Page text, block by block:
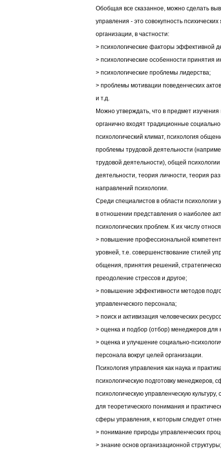
Обобщая все сказанное, можно сделать
управления - это совокупность
организации, в частности:
> психологические факторы эффективной
> психологические особенности принятия
> психологические проблемы лидерства;
> проблемы мотивации поведенческих
и т.д.
Можно утверждать, что в предмет
органично входят традиционные
психологический климат, психология
проблемы трудовой деятельности
трудовой деятельности), общей
деятельности, теория личности, теория
направлений психологии.
Среди специалистов в области психологии
в отношении представления о наиболее
психологических проблем. К их числу
> повышение профессиональной
уровней, т.е. совершенствование стилей
общения, принятия решений,
преодоление стрессов и другое;
> повышение эффективности методов
управленческого персонала;
> поиск и активизация человеческих
> оценка и подбор (отбор) менеджеров для
> оценка и улучшение социально-
персонала вокруг целей организации.
Психология управления как наука и
психологическую подготовку менеджеров,
психологическую управленческую
для теоретического понимания и
сферы управления, к которым следует
> понимание природы управленческих
> знание основ организационной структуры;